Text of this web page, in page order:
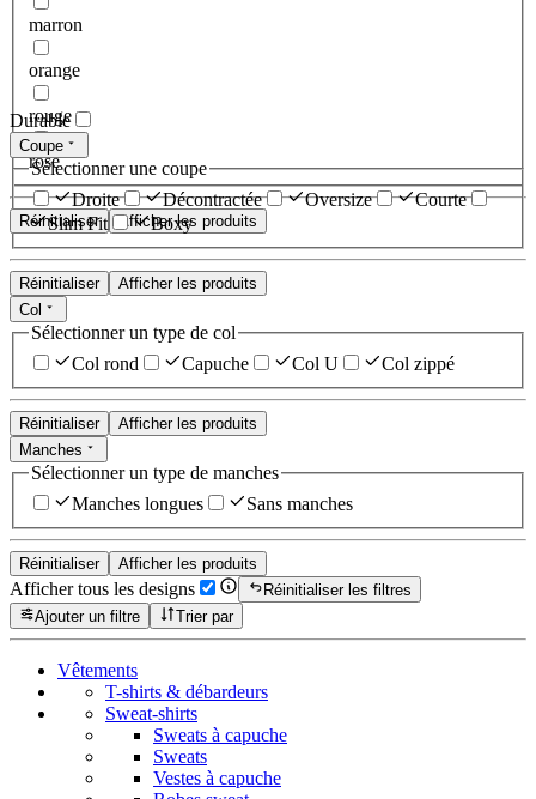
marron
orange
rouge
rose
Réinitialiser Afficher les produits
Durable
Coupe
Sélectionner une coupe
Droite
Décontractée Oversize
Courte
Slim Fit
Boxy
Réinitialiser
Afficher les produits
Col
Sélectionner un type de col
Col rond
Capuche Col U Col zippé
Réinitialiser
Afficher les produits
Manches
Sélectionner un type de manches
Manches longues
Sans manches
Réinitialiser Afficher les produits
Afficher tous les designs
Réinitialiser les filtres
Ajouter un filtre
Trier par
Vêtements
T-shirts & débardeurs
Sweat-shirts
Sweats à capuche
Sweats
Vestes à capuche